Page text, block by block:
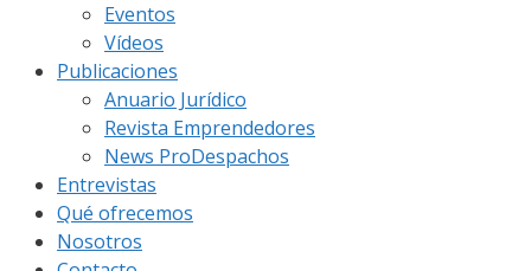
Eventos
Vídeos
Publicaciones
Anuario Jurídico
Revista Emprendedores
News ProDespachos
Entrevistas
Qué ofrecemos
Nosotros